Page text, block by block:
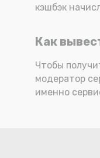
кэшбэк
Как
Чтобы
модератор
именно